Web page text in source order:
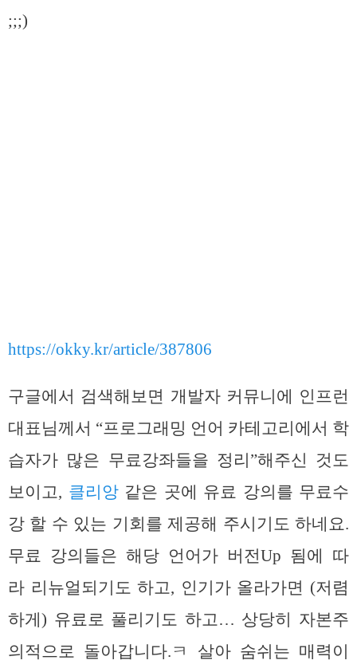
;;;)
https://okky.kr/article/387806
구글에서 검색해보면 개발자 커뮤니에 인프런
대표님께서 “프로그래밍 언어 카테고리에서 학
습자가 많은 무료강좌들을 정리”해주신 것도
보이고, 클리앙같은 곳에 유료 강의를 무료수
강 할 수 있는 기회를 제공해 주시기도 하네요.
무료 강의들은 해당 언어가 버전Up 됨에 따
라 리뉴얼되기도 하고, 인기가 올라가면 (저렴
하게) 유료로 풀리기도 하고… 상당히 자본주
의적으로 돌아갑니다.ㅋ 살아 숨쉬는 매력이